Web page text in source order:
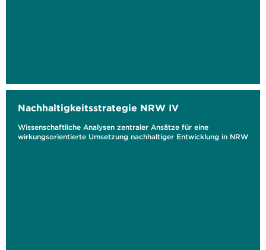
Nachhaltigkeitsstrategie NRW IV
Wissenschaftliche Analysen zentraler Ansätze für eine
wirkungsorientierte Umsetzung nachhaltiger Entwicklung in NRW